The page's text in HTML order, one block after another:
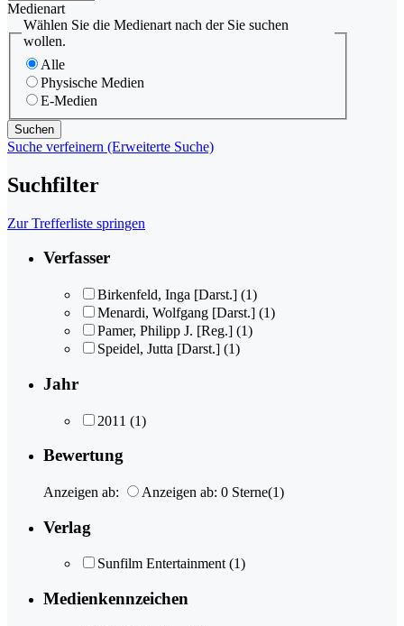
Medienart
Wählen Sie die Medienart nach der Sie suchen
wollen.
Alle
Physische Medien
E-Medien
Suche verfeinern (Erweiterte Suche)
Suchfilter
Zur Trefferliste springen
Verfasser
Birkenfeld, Inga [Darst.] (1)
Menardi, Wolfgang [Darst.] (1)
Pamer, Philipp J. [Reg.] (1)
Speidel, Jutta [Darst.] (1)
Jahr
2011 (1)
Bewertung
Anzeigen ab: Anzeigen ab: 0 Sterne(1)
Verlag
Sunfilm Entertainment (1)
Medienkennzeichen